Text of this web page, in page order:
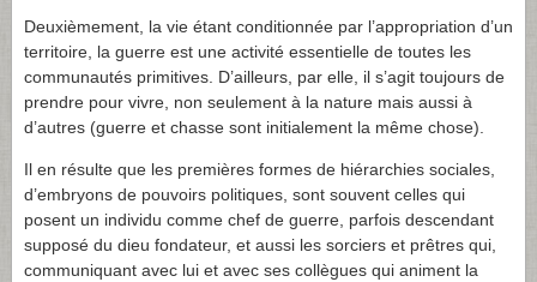
Deuxièmement, la vie étant conditionnée par l’appropriation d’un
territoire, la guerre est une activité essentielle de toutes les
communautés primitives. D’ailleurs, par elle, il s’agit toujours de
prendre pour vivre, non seulement à la nature mais aussi à
d’autres (guerre et chasse sont initialement la même chose).
Il en résulte que les premières formes de hiérarchies sociales,
d’embryons de pouvoirs politiques, sont souvent celles qui
posent un individu comme chef de guerre, parfois descendant
supposé du dieu fondateur, et aussi les sorciers et prêtres qui,
communiquant avec lui et avec ses collègues qui animent la